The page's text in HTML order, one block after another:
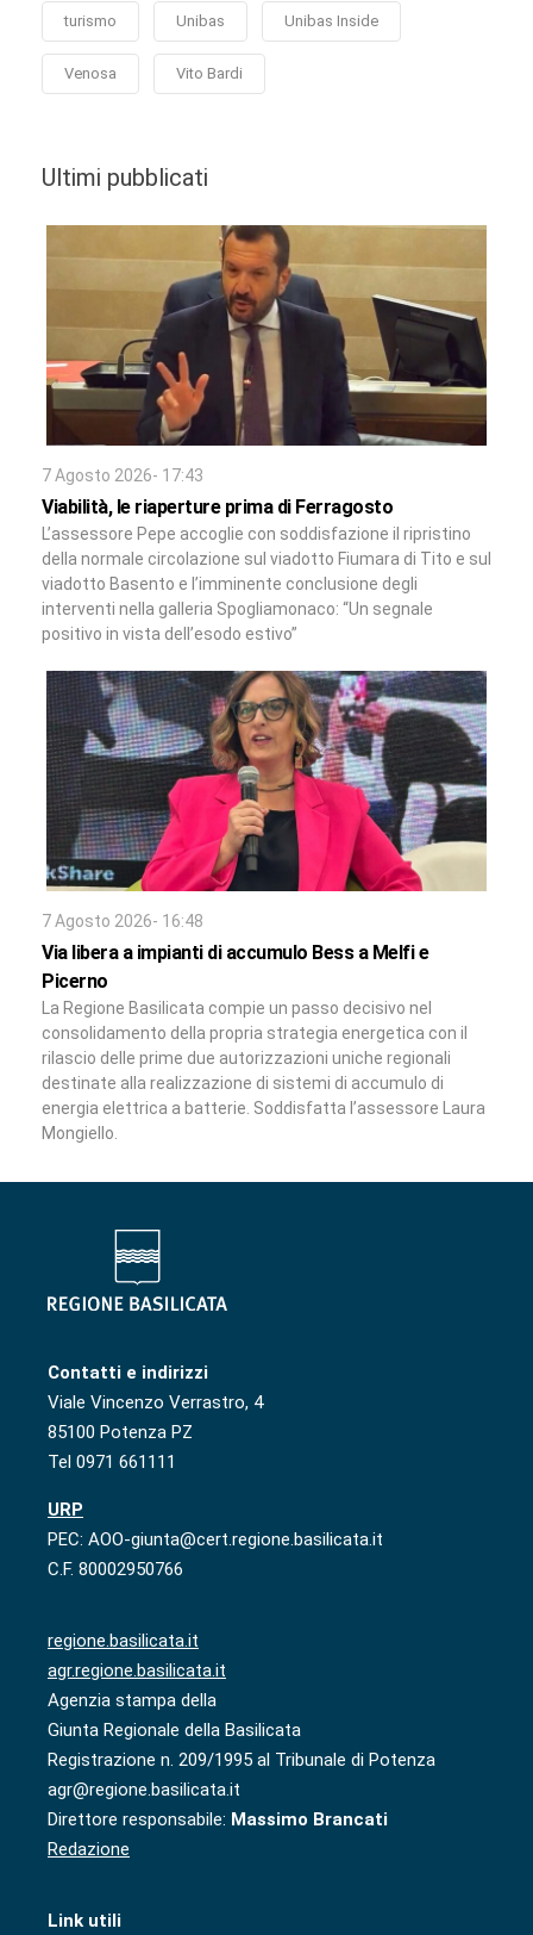
turismo Unibas Unibas Inside
Venosa Vito Bardi
Ultimi pubblicati
7 Agosto 2026- 17:43
Viabilità, le riaperture prima di Ferragosto
L’assessore Pepe accoglie con soddisfazione il ripristino
della normale circolazione sul viadotto Fiumara di Tito e sul
viadotto Basento e l’imminente conclusione degli
interventi nella galleria Spogliamonaco: “Un segnale
positivo in vista dell’esodo estivo”
7 Agosto 2026- 16:48
Via libera a impianti di accumulo Bess a Melfi e
Picerno
La Regione Basilicata compie un passo decisivo nel
consolidamento della propria strategia energetica con il
rilascio delle prime due autorizzazioni uniche regionali
destinate alla realizzazione di sistemi di accumulo di
energia elettrica a batterie. Soddisfatta l’assessore Laura
Mongiello.
Contatti e indirizzi
Viale Vincenzo Verrastro, 4
85100 Potenza PZ
Tel 0971 661111
URP
PEC: AOO-giunta@cert.regione.basilicata.it
C.F. 80002950766
regione.basilicata.it
agr.regione.basilicata.it
Agenzia stampa della
Giunta Regionale della Basilicata
Registrazione n. 209/1995 al Tribunale di Potenza
agr@regione.basilicata.it
Direttore responsabile: Massimo Brancati
Redazione
Link utili